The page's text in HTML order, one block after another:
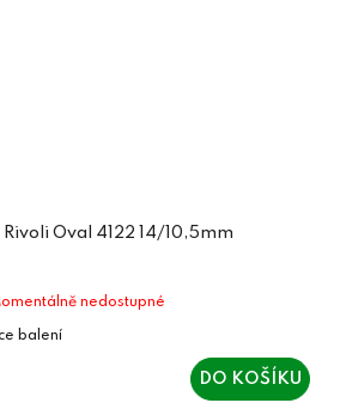
Oval 4122 14/10,5mm
nedostupné
DO KOŠÍKU